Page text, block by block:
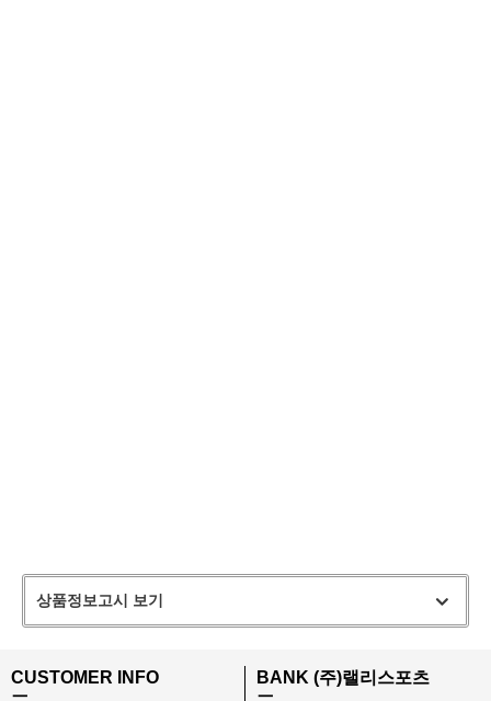
상품정보고시 보기
CUSTOMER INFO
ㅡ
BANK (주)랠리스포츠
ㅡ